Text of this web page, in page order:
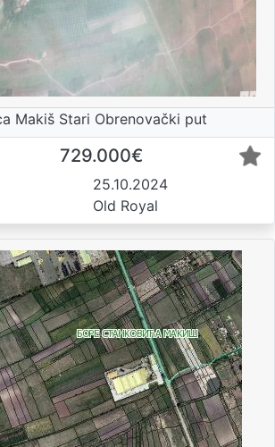
Makiš Stari Obrenovački put
729.000€
25.10.2024
Old Royal